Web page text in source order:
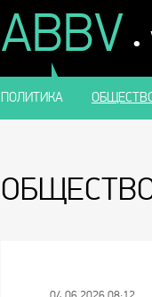
ABBV .
ПОЛИТИКА